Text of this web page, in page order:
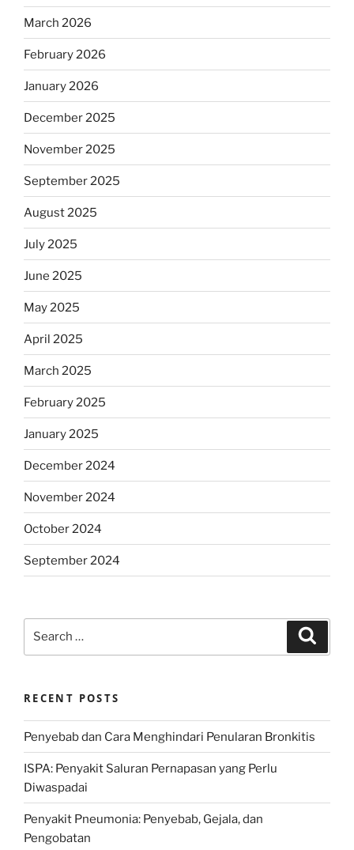
March 2026
February 2026
January 2026
December 2025
November 2025
September 2025
August 2025
July 2025
June 2025
May 2025
April 2025
March 2025
February 2025
January 2025
December 2024
November 2024
October 2024
September 2024
RECENT POSTS
Penyebab dan Cara Menghindari Penularan Bronkitis
ISPA: Penyakit Saluran Pernapasan yang Perlu
Diwaspadai
Penyakit Pneumonia: Penyebab, Gejala, dan
Pengobatan